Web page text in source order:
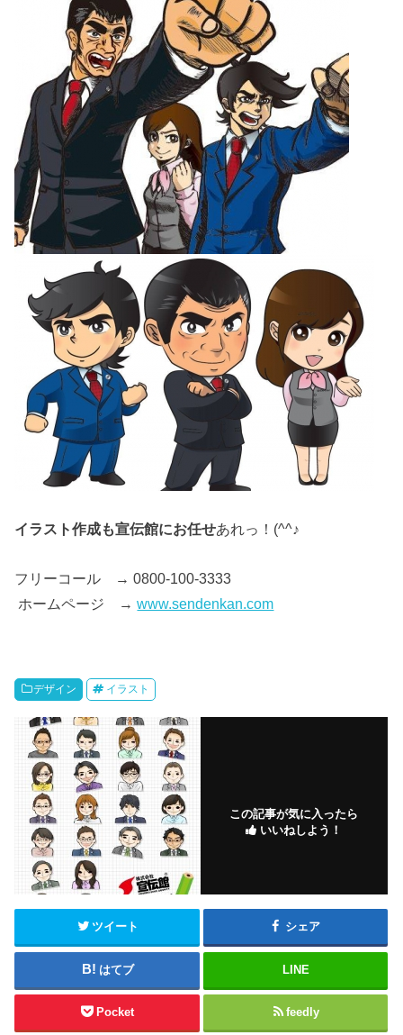
イラスト作成も宣伝館にお任せあれっ！(^^♪
フリーコール → 0800-100-3333
ホームページ →www.sendenkan.com
デザイン イラスト
この記事が気に入ったら
いいねしよう！
ツイート シェア
はてブ LINE
Pocket feedly